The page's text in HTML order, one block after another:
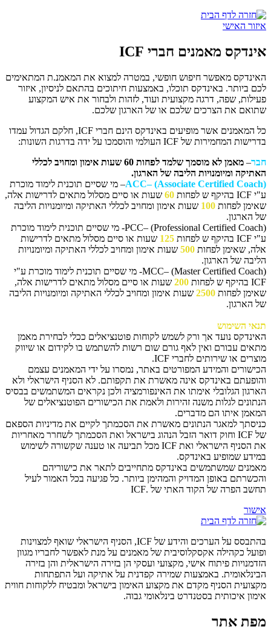
איזור האישי
אינדקס מאמנים חברי ICF
האינדקס מאפשר חיפוש חופשי, במטרה למצוא את המאמנ.ת המתאימים
לכם ביותר. באינדקס תוכלו, באמצעות חיתוכים בהתאם לניסיון, איזור
פעילות, שפה, דרגה מקצועית ועוד, לזהות ולבחור את איש המקצוע
שתואם את הצרכים שלכם או של הארגון שלכם.
כל המאמנים אשר מופיעים באינדקס הינם חברי ICF, חלקם הגדול עמדו
בדרישות המחמירות של ICF העולמי והוסמכו על ידה בדרגות השונות:
חבר–
מאמן לא מוסמך שלמד לפחות 60 שעות אימון ומחויב לכללי
האתיקה ומיומנויות הליבה של הארגון.
ACC– (Associate Certified Coach)
– מי שסיים תוכנית לימוד מוכרת
ע"י ICF בהיקף ש לפחות
60 שעות או סיים מסלול מתאים לדרישות אלה,
שאימן לפחות 100 שעות אימון ומחויב לכללי האתיקה ומיומנויות הליבה
של הארגון.
PCC– (Professional Certified Coach)- מי שסיים תוכנית לימוד מוכרת
ע"י ICF בהיקף ש לפחות
125 שעות או סיים מסלול מתאים לדרישות
אלה, שאימן לפחות 500 שעות אימון ומחויב לכללי האתיקה ומיומנויות
הליבה של הארגון.
MCC– (Master Certified Coach)- מי שסיים תוכנית לימוד מוכרת ע"י
ICF בהיקף ש לפחות
200 שעות או סיים מסלול מתאים לדרישות אלה,
שאימן לפחות 2500 שעות אימון ומחויב לכללי האתיקה ומיומנויות הליבה
של הארגון.
תנאי השימוש
האינדקס נועד אך ורק לשמש לקוחות פוטנציאלים ככלי לבחירת מאמן
מתאים עבורם ואין לאף גורם שום רשות להשתמש בו לקידום או שיווק
מוצרים או שירותים לחברי ICF.
הכישורים והמידע המפורטים באתר, נמסרו על ידי המאמנים עצמם
והופעתם באינדקס אינה מאשרת את תקפותם. לא הסניף הישראלי ולא
הארגון הגלובלי אימתו את האינפורמציה ולכן נקראים המשתמשים בבסיס
הנתונים לגלות משנה זהירות ולאמת את הכישורים הפוטנציאלים של
המאמן איתו הם מדברים.
כניסתך למאגר הנתונים מאשרת את הסכמתך לקיים את מדיניות הספאם
של ICF וחוק דואר הזבל הנהוג בישראל ואת הסכמתך לשחרר מאחריות
את הסניף הישראלי ואת ICF מכל תביעה או טענה שקשורה לשימוש
במידע שמופיע באינדקס.
מאמנים שמשתמשים באינדקס מתחייבים לתאר את כישוריהם
והכשרתם באופן המדויק והמהימן ביותר. כל פגיעה בכל האמור לעיל
תחשב הפרה של הקוד האתי של .ICF
אישור
בהתבסס על הערכים והידע של ICF, הסניף הישראלי שואף למצוינות
ופועל כקהילה אקסקלוסיבית של מאמנים על מנת לאפשר לחבריו מגוון
הזדמנויות פיתוח אישי, מקצועי ועסקי הן בזירה הישראלית והן בזירה
הבינלאומית. באמצעות שמירה קפדנית על אתיקה ועל התפתחות
מקצועית הסניף מקדם את מקצוע האימון בישראל ומבטיח ללקוחות חווית
אימון איכותית בסטנדרט בינלאומי גבוה.
מפת אתר